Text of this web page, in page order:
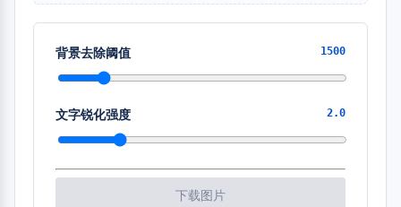
背景去除阈值 1500
文字锐化强度 2.0
下载图片